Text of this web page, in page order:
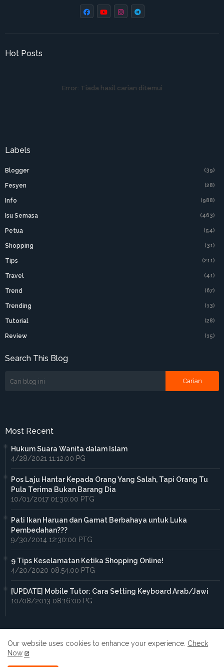
Hot Posts
Error: Tiada hasil carian ditemui
Labels
Blogger (39)
Fesyen (28)
Info (988)
Isu Semasa (463)
Petua (54)
Shopping (31)
Tips (211)
Travel (41)
Trend (67)
Trending (13)
Tutorial (28)
Review (15)
Search This Blog
Most Recent
Hukum Suara Wanita dalam Islam
4/28/2021 11:12:00 PG
Pos Laju Hantar Kepada Orang Yang Salah, Tapi Orang Tu
Pula Terima Bukan Barang Dia
10/01/2017 01:30:00 PTG
Pati Ikan Haruan dan Gamat Berbahaya untuk Luka
Pembedahan???
9/30/2014 12:30:00 PTG
9 Tips Keselamatan Ketika Shopping Online!
4/20/2020 08:54:00 PTG
[UPDATE] Mobile Tutor: Cara Setting Keyboard Arab/Jawi
10/08/2013 08:16:00 PG
Our website uses cookies to enhance your experience. Check
Now